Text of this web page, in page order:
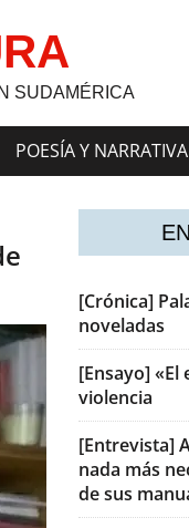
SUDAMÉRICA
POESÍA Y NARRATIVA
[Crónica]
noveladas
[Ensayo]
violencia
[Entrevista]
nada más
de sus